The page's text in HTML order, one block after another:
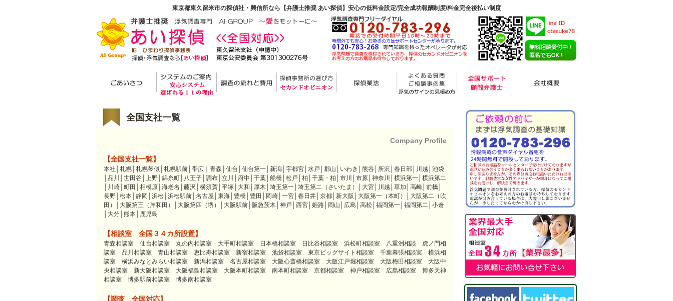
東京都東久留米市の探偵社・興信所なら【弁護士推奨 あい探偵】安心の低料金設定/完全成功報酬制度/料金完全後払い制度
全国支社一覧
Company Profile
【全国支社一覧】
本社│札幌│札幌琴似│札幌駅前│帯広｜青森│仙台│仙台第一│新潟│宇都宮│水戸│郡山│いわき│熊谷│所沢│春日部│川越│池袋
│品川│世田谷│上野│錦糸町│八王子│調布│立川│府中│千葉│船橋│松戸│柏│千葉・柏│市川│市原│神奈川│横浜第一│横浜第二
│川崎│町田│相模原│海老名│藤沢│横須賀│平塚│大和│厚木│埼玉第一│埼玉第二（さいたま）│大宮│川越│草加│高崎│前橋│
長野│松本│静岡│浜松│浜松駅前│名古屋│東海│豊橋│豊田│岡崎│一宮│春日井│京都│新大阪│大阪第一（本町）│大阪第二（吹
田）│大阪第三（岸和田）│大阪第四（堺）│大阪駅前│阪急茨木│神戸│西宮│姫路│岡山│広島│高松│福岡第一│福岡第二│小倉
│大分│熊本│鹿児島
【相談室 全国３４カ所設置】
青森相談室 仙台相談室 丸の内相談室 大手町相談室 日本橋相談室 日比谷相談室 浜松町相談室 八重洲相談 虎ノ門相
談室 品川相談室 青山相談室 恵比寿相談室 新宿相談室 池袋相談室 東京ビッグサイト相談室 千葉幕張相談実 横浜相
談室 横浜みなとみらい相談室 新潟相談室 名古屋相談室 大阪心斎橋相談室 大阪江戸堀相談室 大阪梅田相談室 大阪中
央相談室 新大阪相談室 大阪福島相談室 大阪本町相談室 南本町相談室 京都相談室 神戸相談室 広島相談室 博多天神
相談室 博多駅前相談室 博多南相談室
【調査 全国対応】